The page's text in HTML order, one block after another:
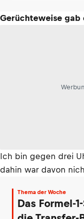
Gerüchteweise gab
Ich bin gegen drei
dahin war davon
Thema der Woche
Das Formel-